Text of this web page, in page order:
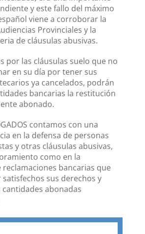
y este fallo del máximo
viene a corroborar la
Provinciales y la
de cláusulas abusivas.
por las cláusulas suelo que no
en su día por tener sus
ya cancelados, podrán
bancarias la restitución
abonado.
contamos con una
en la defensa de personas
y otras cláusulas abusivas,
como en la
bancarias que
sus derechos y
abonadas